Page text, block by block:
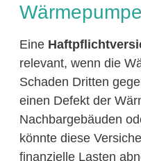
Eine
relevant, wenn die
Schaden Dritten
einen Defekt der
Nachbargebäuden
könnte diese
finanzielle Lasten